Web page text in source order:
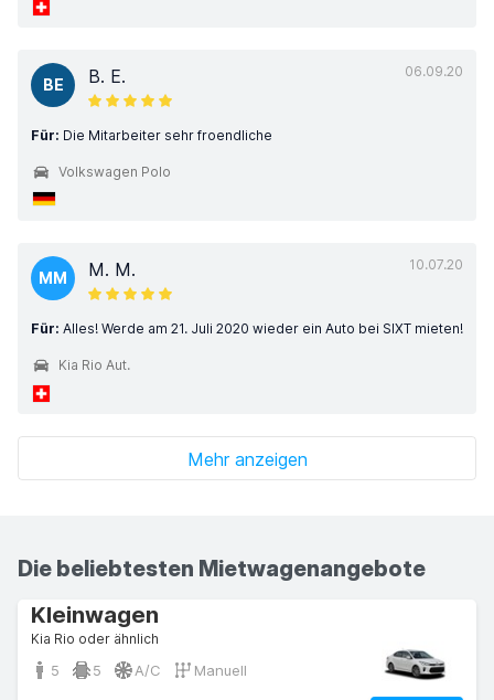
06.09.20
BE B. E.
Für: Die Mitarbeiter sehr froendliche
Volkswagen Polo
10.07.20
MM M. M.
Für: Alles! Werde am 21. Juli 2020 wieder ein Auto bei SIXT mieten!
Kia Rio Aut.
Mehr anzeigen
Die beliebtesten Mietwagenangebote
Kleinwagen
Kia Rio oder ähnlich
5 5 A/C Manuell